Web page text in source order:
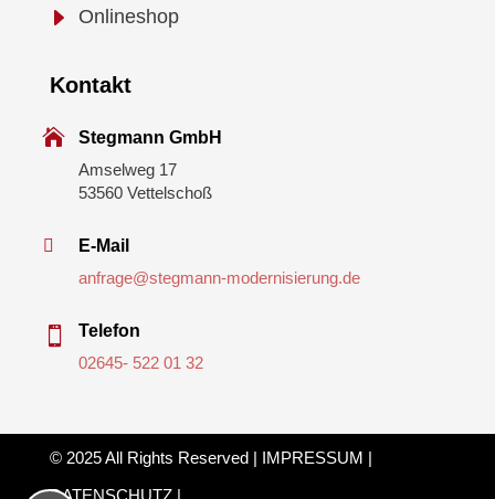
E Onlineshop
Kontakt

Stegmann GmbH
Amselweg 17
53560 Vettelschoß

E-Mail
anfrage@stegmann-modernisierung.de

Telefon
02645- 522 01 32
© 2025 All Rights Reserved | IMPRESSUM |
DATENSCHUTZ|